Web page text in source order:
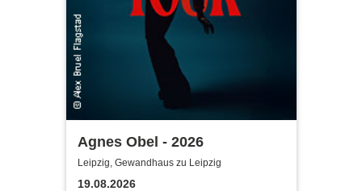
Agnes Obel - 2026
Leipzig, Gewandhaus zu Leipzig
19.08.2026